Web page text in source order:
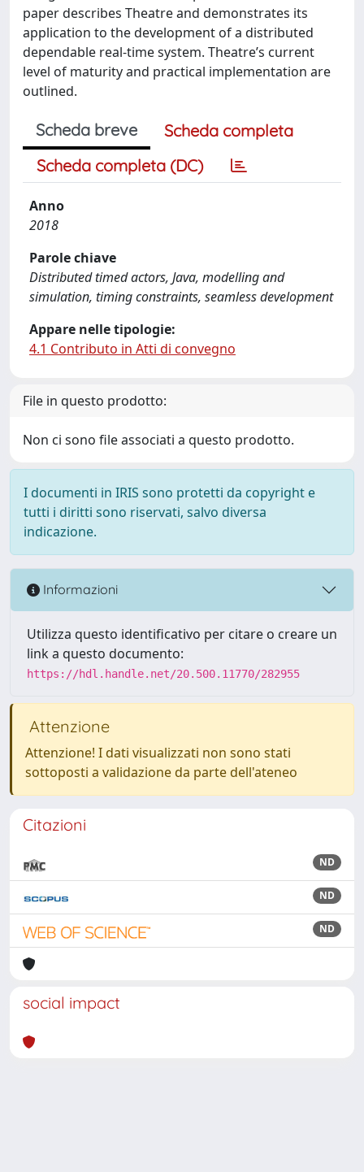
paper describes Theatre and demonstrates its
application to the development of a distributed
dependable real-time system. Theatre’s current
level of maturity and practical implementation are
outlined.
Scheda breve
Scheda completa
Scheda completa (DC)
Anno
2018
Parole chiave
Distributed timed actors, Java, modelling and
simulation, timing constraints, seamless development
Appare nelle tipologie:
4.1 Contributo in Atti di convegno
File in questo prodotto:
Non ci sono file associati a questo prodotto.
I documenti in IRIS sono protetti da copyright e
tutti i diritti sono riservati, salvo diversa
indicazione.
Informazioni
Utilizza questo identificativo per citare o creare un
link a questo documento:
https://hdl.handle.net/20.500.11770/282955
Attenzione
Attenzione! I dati visualizzati non sono stati
sottoposti a validazione da parte dell'ateneo
Citazioni
ND
ND
ND
social impact